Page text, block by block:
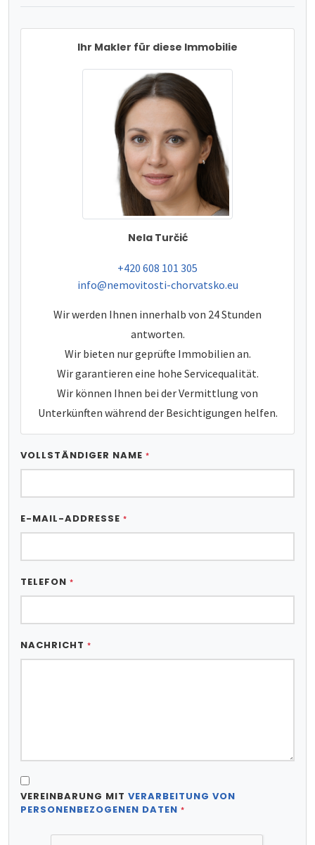
Ihr Makler für diese Immobilie
Nela Turčić
tel:
+420 608 101 305
e-mail:
info@nemovitosti-chorvatsko.eu
Wir werden Ihnen innerhalb von 24 Stunden
antworten.
Wir bieten nur geprüfte Immobilien an.
Wir garantieren eine hohe Servicequalität.
Wir können Ihnen bei der Vermittlung von
Unterkünften während der Besichtigungen helfen.
VOLLSTÄNDIGER NAME *
E-MAIL-ADDRESSE *
TELEFON *
NACHRICHT *
VEREINBARUNG MIT VERARBEITUNG VON
PERSONENBEZOGENEN DATEN *